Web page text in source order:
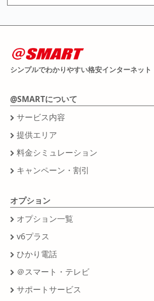
シンプルでわかりやすい格安インターネット
@SMARTについて
サービス内容
提供エリア
料金シミュレーション
キャンペーン・割引
オプション
オプション一覧
v6プラス
ひかり電話
＠スマート・テレビ
サポートサービス